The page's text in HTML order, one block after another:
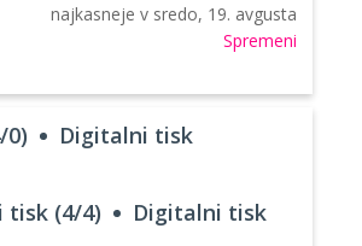
najkasneje v sredo, 19. avgusta
Spremeni
0) Digitalni tisk
tisk (4/4) Digitalni tisk